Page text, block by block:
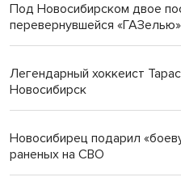
Под Новосибирском двое
перевернувшейся «ГАЗелью»
Легендарный хоккеист
Новосибирск
Новосибирец подарил
раненых на СВО